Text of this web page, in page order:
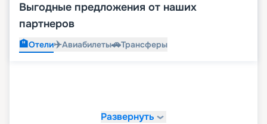
Выгодные предложения от наших
партнеров
🏨Отели✈️Авиабилеты🚗Трансферы
Развернуть